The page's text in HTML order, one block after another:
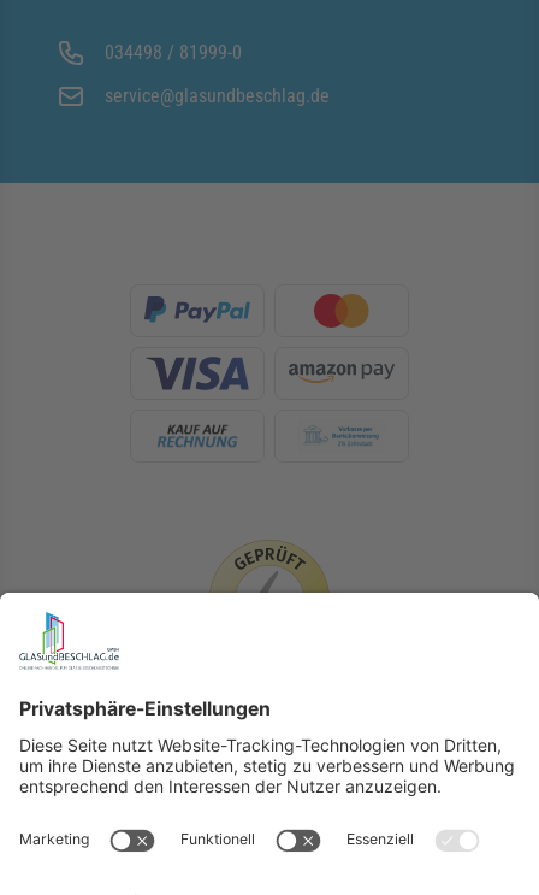
034498 / 81999-0
service@glasundbeschlag.de